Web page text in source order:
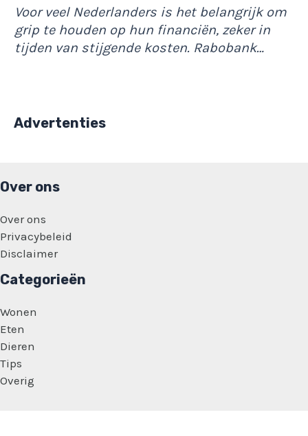
Voor veel Nederlanders is het belangrijk om
grip te houden op hun financiën, zeker in
tijden van stijgende kosten. Rabobank…
Advertenties
Over ons
Over ons
Privacybeleid
Disclaimer
Categorieën
Wonen
Eten
Dieren
Tips
Overig